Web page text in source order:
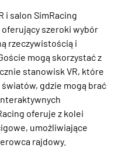
i salon SimRacing
szeroki wybór
rzeczywistością i
mogą skorzystać z
stanowisk VR, które
gdzie mogą brać
oferuje z kolei
umożliwiające
rajdowy.